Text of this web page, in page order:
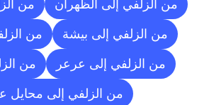
من الزلفي إلى الظهران من
من الزلفي إلى بيشة من
من الزلفي إلى عرعر من
من الزلفي إلى محايل